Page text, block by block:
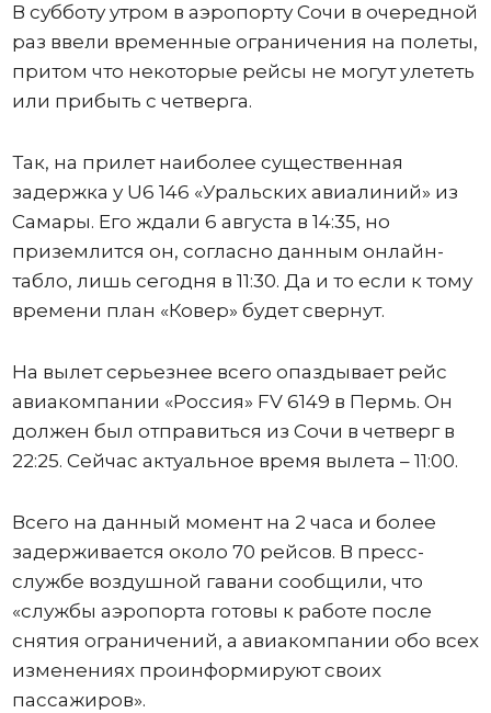
В субботу утром в аэропорту Сочи в очередной
раз ввели временные ограничения на полеты,
притом что некоторые рейсы не могут улететь
или прибыть с четверга.
Так, на прилет наиболее существенная
задержка у U6 146 «Уральских авиалиний» из
Самары. Его ждали 6 августа в 14:35, но
приземлится он, согласно данным онлайн-
табло, лишь сегодня в 11:30. Да и то если к тому
времени план «Ковер» будет свернут.
На вылет серьезнее всего опаздывает рейс
авиакомпании «Россия» FV 6149 в Пермь. Он
должен был отправиться из Сочи в четверг в
22:25. Сейчас актуальное время вылета – 11:00.
Всего на данный момент на 2 часа и более
задерживается около 70 рейсов. В пресс-
службе воздушной гавани сообщили, что
«службы аэропорта готовы к работе после
снятия ограничений, а авиакомпании обо всех
изменениях проинформируют своих
пассажиров».